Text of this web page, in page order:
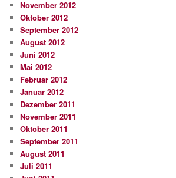
November 2012
Oktober 2012
September 2012
August 2012
Juni 2012
Mai 2012
Februar 2012
Januar 2012
Dezember 2011
November 2011
Oktober 2011
September 2011
August 2011
Juli 2011